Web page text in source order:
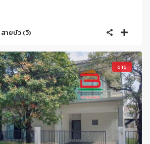
ายบัว (วี)
ขาย